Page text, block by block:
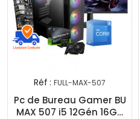
Réf : FULL-MAX-507
Pc de Bureau Gamer BU
MAX 507 i5 12Gén 16Go